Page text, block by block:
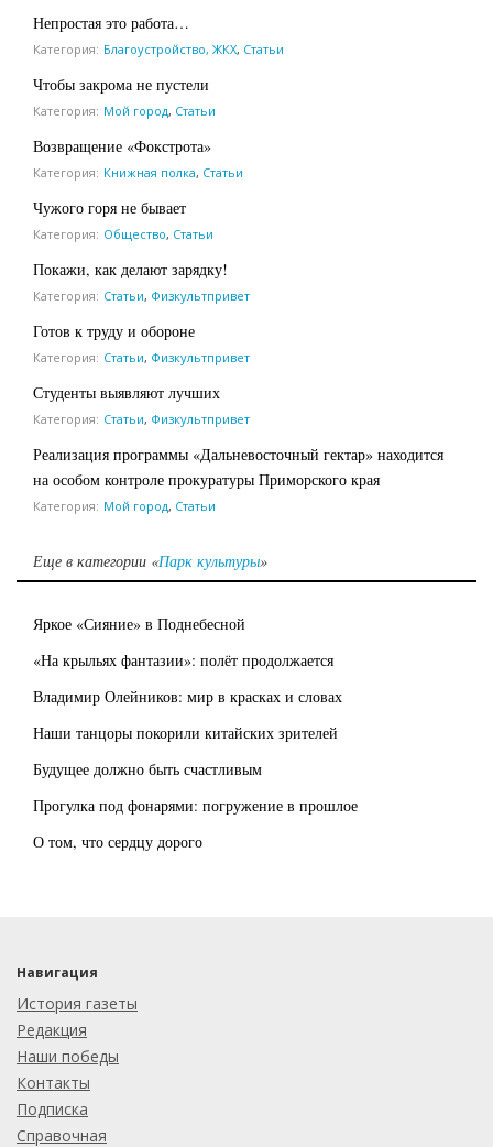
Непростая это работа…
Категория: Благоустройство, ЖКХ, Статьи
Чтобы закрома не пустели
Категория: Мой город, Статьи
Возвращение «Фокстрота»
Категория: Книжная полка, Статьи
Чужого горя не бывает
Категория: Общество, Статьи
Покажи, как делают зарядку!
Категория: Статьи, Физкультпривет
Готов к труду и обороне
Категория: Статьи, Физкультпривет
Студенты выявляют лучших
Категория: Статьи, Физкультпривет
Реализация программы «Дальневосточный гектар» находится
на особом контроле прокуратуры Приморского края
Категория: Мой город, Статьи
Еще в категории «Парк культуры»
Яркое «Сияние» в Поднебесной
«На крыльях фантазии»: полёт продолжается
Владимир Олейников: мир в красках и словах
Наши танцоры покорили китайских зрителей
Будущее должно быть счастливым
Прогулка под фонарями: погружение в прошлое
О том, что сердцу дорого
Навигация
История газеты
Редакция
Наши победы
Контакты
Подписка
Справочная